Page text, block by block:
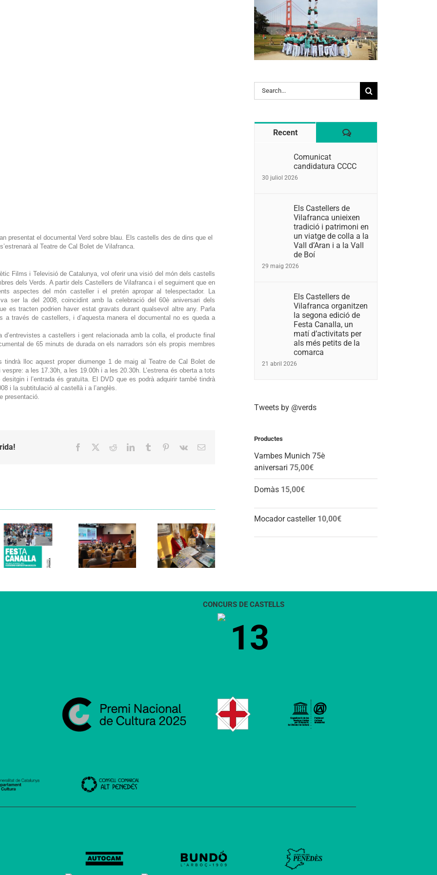
presentat el documental Verd sobre blau. Els castells des de dins que el
al Teatre de Cal Bolet de Vilafranca.
Films i Televisió de Catalunya, vol oferir una visió del món dels castells
dels Verds. A partir dels Castellers de Vilafranca i el seguiment que en
aspectes del món casteller i el pretén apropar al telespectador. La
ser la del 2008, coincidint amb la celebració del 60è aniversari dels
es tracten podrien haver estat gravats durant qualsevol altre any. Parla
través de castellers, i d’aquesta manera el documental no es queda a
a castellers i gent relacionada amb la colla, el producte final
de 65 minuts de durada on els narradors són els propis membres
tindrà lloc aquest proper diumenge 1 de maig al Teatre de Cal Bolet de
a les 17.30h, a les 19.00h i a les 20.30h. L’estrena és oberta a tots
i l’entrada és gratuïta. El DVD que es podrà adquirir també tindrà
i la subtitulació al castellà i a l’anglès.
presentació.
Facebook RedditLinkedInTumblr Pinterest
Vk Email:
Cal Figarot
lidera el
primer
d’energia
comunitària
Els Verds
presenten el
llibre
“Petita
història
dels
Search
for:
Recent Comentaris
Comunicat
candidatura CCCC
30 juliol 2026
Els Castellers de
Vilafranca unieixen
tradició i patrimoni en
un viatge de colla a la
Vall d’Aran i a la Vall
de Boí
29 maig 2026
Els Castellers de
Vilafranca organitzen
la segona edició de
Festa Canalla, un
matí d’activitats per
als més petits de la
comarca
21 abril 2026
Tweets by @verds
Productes
Vambes Munich 75è
aniversari 75,00€
Domàs 15,00€
Mocador casteller 10,00€
CONCURS DE CASTELLS
13